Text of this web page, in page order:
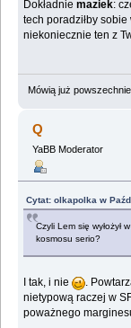
Dokładniemaziek:
tech poradziłby sobie
niekoniecznie ten z
Mówią już
Q
YaBB Moderator
Cytat: olkapolka w
Czyli Lem się wyłożył
kosmosu serio?
I tak, i nie
.
nietypową raczej w
poważnego